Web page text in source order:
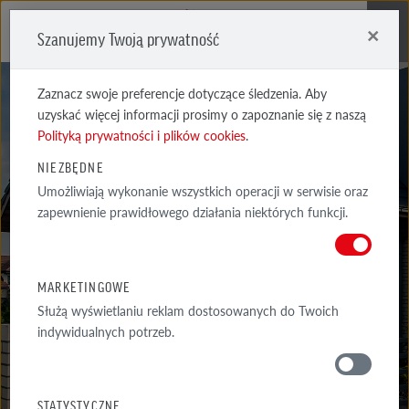
REALIZACJE
WYSELEKCJONOWANE PRZYKŁADY NAJCIEKAWSZYCH REALIZACJI
Szanujemy Twoją prywatność ×
Zaznacz swoje preferencje dotyczące śledzenia. Aby
uzyskać więcej informacji prosimy o zapoznanie się z naszą
Polityką prywatności i plików cookies.
NIEZBĘDNE
Umożliwiają wykonanie wszystkich operacji w serwisie oraz
zapewnienie prawidłowego działania niektórych funkcji.
MARKETINGOWE
Służą wyświetlaniu reklam dostosowanych do Twoich
indywidualnych potrzeb.
STATYSTYCZNE